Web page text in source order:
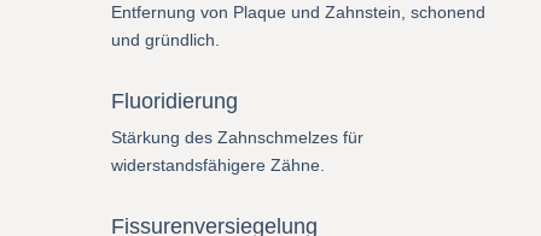
Entfernung von Plaque und Zahnstein, schonend
und gründlich.
Fluoridierung
Stärkung des Zahnschmelzes für
widerstandsfähigere Zähne.
Fissurenversiegelung